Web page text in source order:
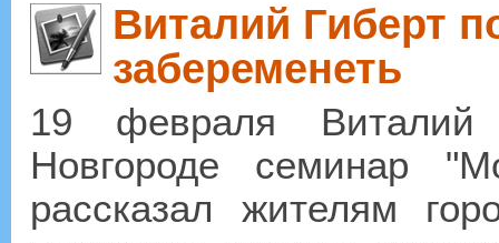
Виталий Гиберт
забеременеть
19 февраля
Новгороде семинар
рассказал жителям